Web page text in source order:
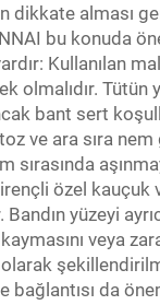
dikkate alması
bu konuda
Kullanılan
olmalıdır. Tütün
bant sert
ve ara sıra nem
sırasında
özel kauçuk
yüzeyi
veya
bağlantısı da